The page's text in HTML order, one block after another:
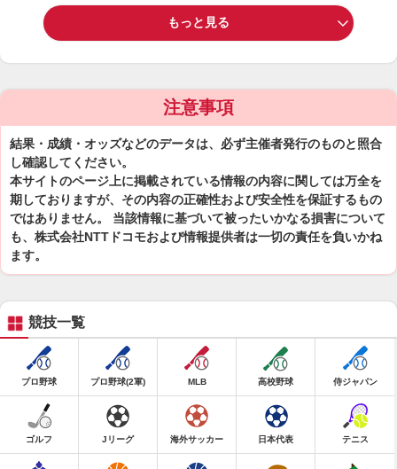
もっと見る
注意事項
結果・成績・オッズなどのデータは、必ず主催者発行のものと照合
し確認してください。
本サイトのページ上に掲載されている情報の内容に関しては万全を
期しておりますが、その内容の正確性および安全性を保証するもの
ではありません。 当該情報に基づいて被ったいかなる損害について
も、株式会社NTTドコモおよび情報提供者は一切の責任を負いかね
ます。
競技一覧
プロ野球 プロ野球(2軍) MLB 高校野球 侍ジャパン
ゴルフ Jリーグ 海外サッカー 日本代表 テニス